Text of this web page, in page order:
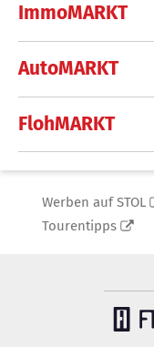
ImmoMARKT
AutoMARKT
FlohMARKT
Werben auf STOL
Tourentipps